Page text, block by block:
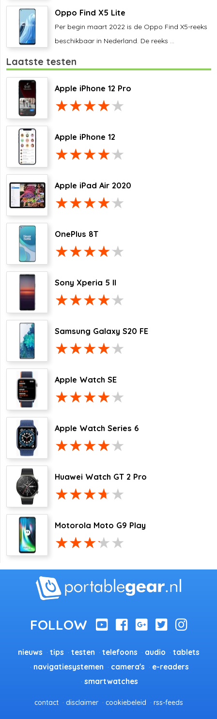
Oppo Find X5 Lite
Per begin maart 2022 is de Oppo Find X5-reeks
beschikbaar in Nederland. De reeks ...
Laatste testen
Apple iPhone 12 Pro
Apple iPhone 12
Apple iPad Air 2020
OnePlus 8T
Sony Xperia 5 II
Samsung Galaxy S20 FE
Apple Watch SE
Apple Watch Series 6
Huawei Watch GT 2 Pro
Motorola Moto G9 Play
nieuws tips testen telefoons audio
tablets
navigatiesystemen
camera's
e-readers
smartwatches
contact disclaimer cookiebeleid rss-feeds